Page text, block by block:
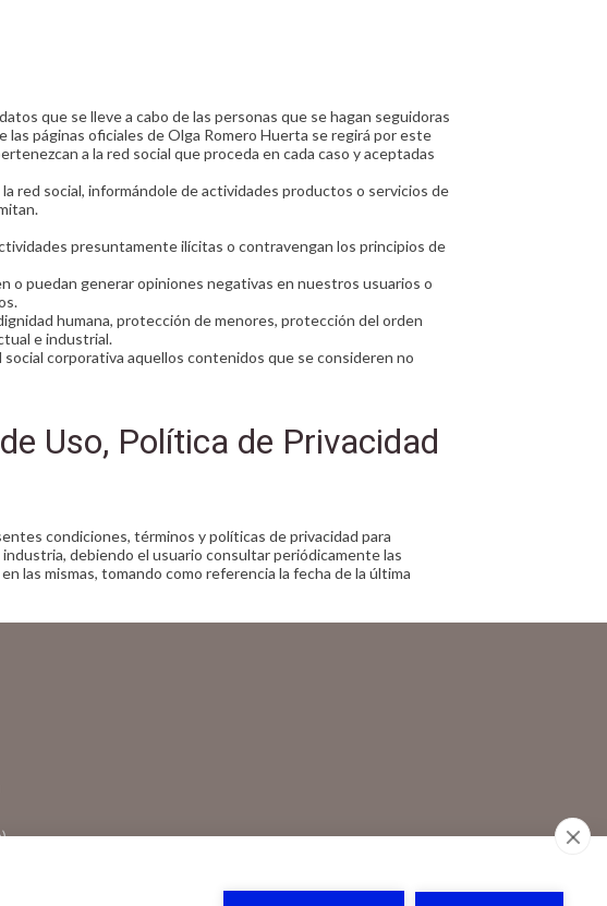
que se lleve a cabo de las personas que se hagan seguidoras
las páginas oficiales de Olga Romero Huerta se regirá por este
a la red social que proceda en cada caso y aceptadas
red social, informándole de actividades productos o servicios de
presuntamente ilícitas o contravengan los principios de
o puedan generar opiniones negativas en nuestros usuarios o
humana, protección de menores, protección del orden
e industrial.
corporativa aquellos contenidos que se consideren no
Uso, Política de Privacidad
condiciones, términos y políticas de privacidad para
debiendo el usuario consultar periódicamente las
las mismas, tomando como referencia la fecha de la última